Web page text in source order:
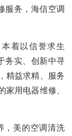
服务，海信空调
着以信誉求生
务实、创新中寻
精益求精、服务
用电器维修、
，美的空调清洗